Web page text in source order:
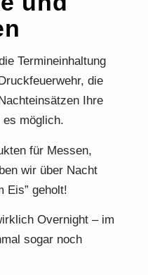
Termineinhaltung
die
Ihre
es möglich.
für Messen,
wir über Nacht
Eis” geholt!
Overnight – im
sogar noch